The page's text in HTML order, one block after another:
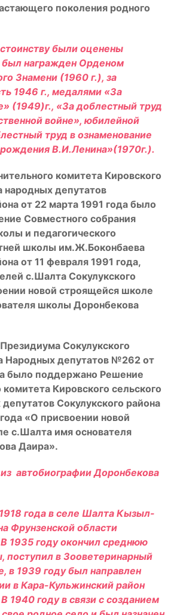
поколения родного
были оценены
был награжден Орденом
Знамени (1960 г.), за
1946 г., медалями «За
(1949)г., «За доблестный труд
войне», юбилейной
труд в ознаменование
В.И.Ленина»(1970г.).
комитета Кировского
народных депутатов
от 22 марта 1991 года было
Совместного собрания
и педагогического
школы им.Ж.Боконбаева
от 11 февраля 1991 года,
с.Шалта Сокулукского
новой строящейся школе
школы Доронбекова
Сокулукского
Народных депутатов №262 от
было поддержано Решение
Кировского сельского
Сокулукского района
«О присвоении новой
с.Шалта имя основателя
Даира».
автобиографии Доронбекова
года в селе Шалта Кызыл-
Фрунзенской области
1935 году окончил среднюю
поступил в Зооветеринарный
в 1939 году был направлен
в Кара-Кульжинский район
1940 году в связи с созданием